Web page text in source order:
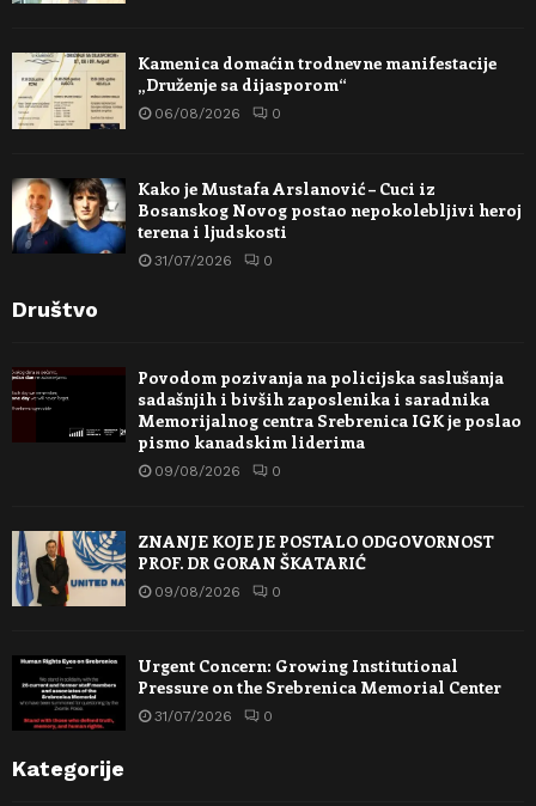
Kamenica domaćin trodnevne manifestacije
„Druženje sa dijasporom“
06/08/2026 0
Kako je Mustafa Arslanović – Cuci iz
Bosanskog Novog postao nepokolebljivi heroj
terena i ljudskosti
31/07/2026 0
Društvo
Povodom pozivanja na policijska saslušanja
sadašnjih i bivših zaposlenika i saradnika
Memorijalnog centra Srebrenica IGK je poslao
pismo kanadskim liderima
09/08/2026 0
ZNANJE KOJE JE POSTALO ODGOVORNOST
PROF. DR GORAN ŠKATARIĆ
09/08/2026 0
Urgent Concern: Growing Institutional
Pressure on the Srebrenica Memorial Center
31/07/2026 0
Kategorije